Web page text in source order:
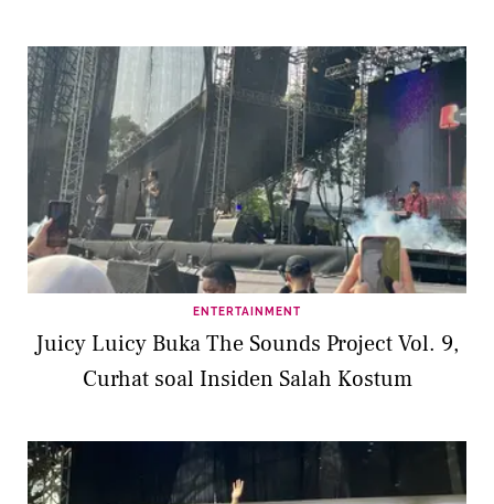
ENTERTAINMENT
Juicy Luicy Buka The Sounds Project Vol. 9,
Curhat soal Insiden Salah Kostum